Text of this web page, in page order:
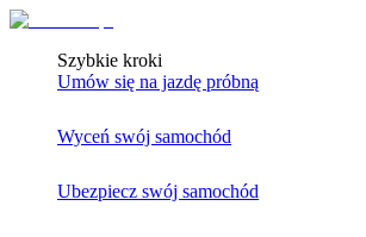
Szybkie kroki
Umów się na jazdę próbną
Wyceń swój samochód
Ubezpiecz swój samochód